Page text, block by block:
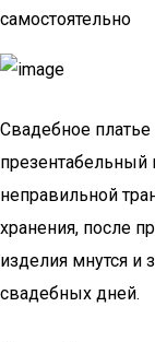
самостоятельно
Свадебное платье
презентабельный
неправильной
хранения, после
изделия мнутся и
свадебных дней.